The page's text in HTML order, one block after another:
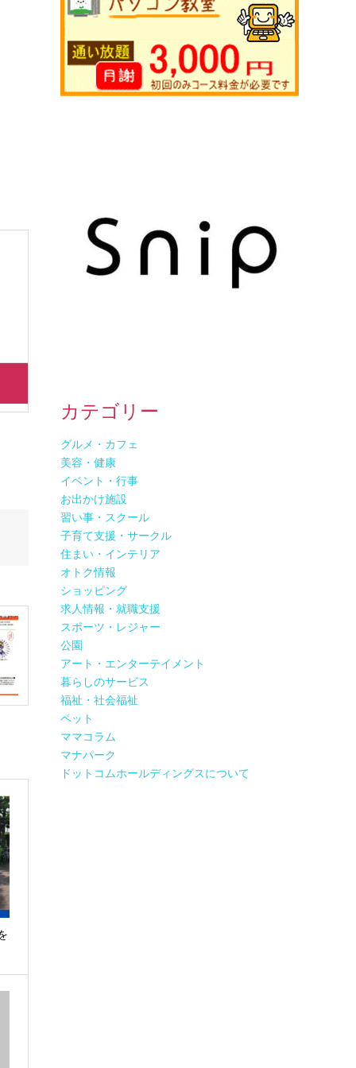
カテゴリー
グルメ・カフェ
美容・健康
イベント・行事
お出かけ施設
習い事・スクール
子育て支援・サークル
住まい・インテリア
オトク情報
ショッピング
求人情報・就職支援
スポーツ・レジャー
公園
アート・エンターテイメント
暮らしのサービス
福祉・社会福祉
ペット
ママコラム
マナパーク
ドットコムホールディングスについて